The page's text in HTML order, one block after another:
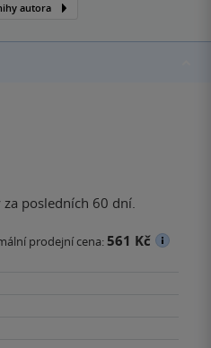
autora
posledních 60 dní.
prodejní cena:561 Kč